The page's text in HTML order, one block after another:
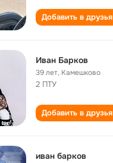
Добавить в друзья
Иван Барков
39 лет, Камешково
2 ПТУ
Добавить в друзья
иван барков